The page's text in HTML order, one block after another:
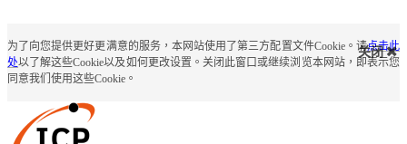
为了向您提供更好更满意的服务，本网站使用了第三方配置文件Cookie。请点击此
处以了解这些Cookie以及如何更改设置。关闭此窗口或继续浏览本网站，即表示您
同意我们使用这些Cookie。
关闭